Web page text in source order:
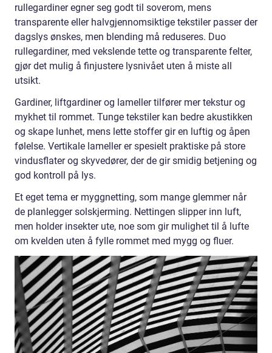
rullegardiner egner seg godt til soverom, mens
transparente eller halvgjennomsiktige tekstiler passer der
dagslys ønskes, men blending må reduseres. Duo
rullegardiner, med vekslende tette og transparente felter,
gjør det mulig å finjustere lysnivået uten å miste all
utsikt.
Gardiner, liftgardiner og lameller tilfører mer tekstur og
mykhet til rommet. Tunge tekstiler kan bedre akustikken
og skape lunhet, mens lette stoffer gir en luftig og åpen
følelse. Vertikale lameller er spesielt praktiske på store
vindusflater og skyvedører, der de gir smidig betjening og
god kontroll på lys.
Et eget tema er myggnetting, som mange glemmer når
de planlegger solskjerming. Nettingen slipper inn luft,
men holder insekter ute, noe som gir mulighet til å lufte
om kvelden uten å fylle rommet med mygg og fluer.